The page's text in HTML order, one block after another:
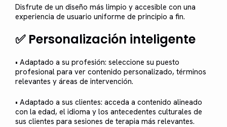
Disfrute de un diseño más limpio y accesible con una
experiencia de usuario uniforme de principio a fin.
✅ Personalización inteligente
• Adaptado a su profesión: seleccione su puesto
profesional para ver contenido personalizado, términos
relevantes y áreas de intervención.
• Adaptado a sus clientes: acceda a contenido alineado
con la edad, el idioma y los antecedentes culturales de
sus clientes para sesiones de terapia más relevantes.